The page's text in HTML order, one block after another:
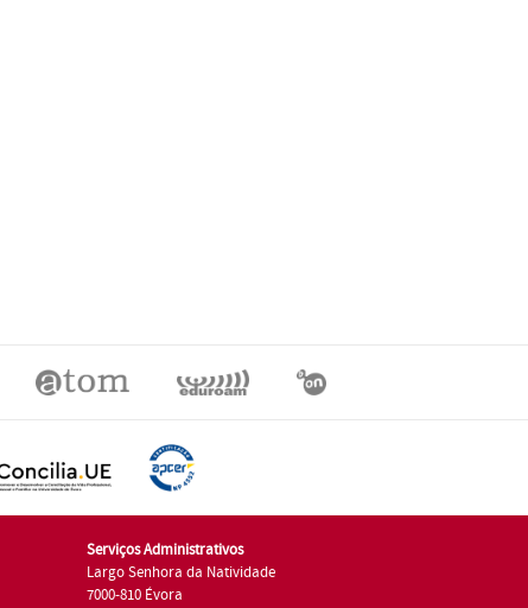
Serviços Administrativos
Largo Senhora da Natividade
7000-810 Évora